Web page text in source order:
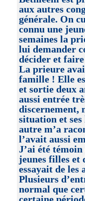
aux autres
générale. On
connu une
semaines la
lui demander
décider et
La prieure
famille ! Elle
et sortie deux
aussi entrée
discernement,
situation et
autre m’a
l’avait aussi
J’ai été
jeunes filles et
essayait de
Plusieurs
normal que